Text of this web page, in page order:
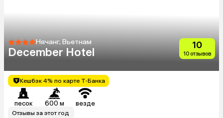
Нячанг, Вьетнам
December Hotel
10
10 отзывов
Кешбэк 4% по карте Т-Банка
песок 600 м везде
Отзывы за этот год